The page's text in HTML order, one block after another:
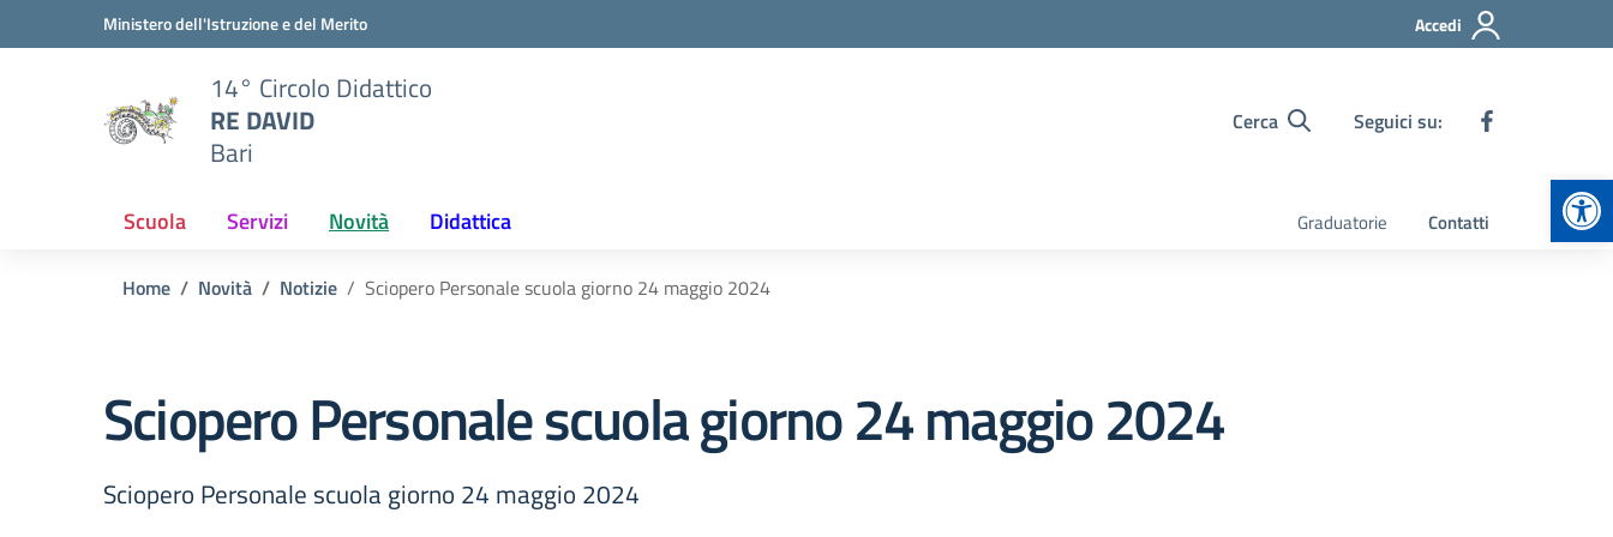
Vai ai contenuti
Vai al menu di navigazioneMinistero dell'Istruzione e del Merito Accedi
14° Circolo Didattico
RE DAVID
Bari
Cerca Seguici su:
Scuola Servizi Novità Didattica Graduatorie Contatti
Home Novità Notizie Sciopero Personale scuola giorno 24 maggio 2024
Sciopero Personale scuola giorno 24 maggio 2024
Sciopero Personale scuola giorno 24 maggio 2024